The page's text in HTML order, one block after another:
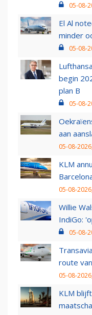
05-08-
El Al
minder
05-08-
begin
plan B
05-08-
aan
05-08-
KLM
05-08-
Willie
IndiGo:
05-08-
route
05-08-
KLM